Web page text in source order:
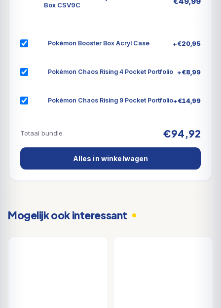
Box CSV9C
Pokémon Booster Box Acryl Case +€20,95
Pokémon Chaos Rising 4 Pocket Portfolio +€8,99
Pokémon Chaos Rising 9 Pocket Portfolio+€14,99
Totaal bundle €94,92
Alles in winkelwagen
Mogelijk ook interessant